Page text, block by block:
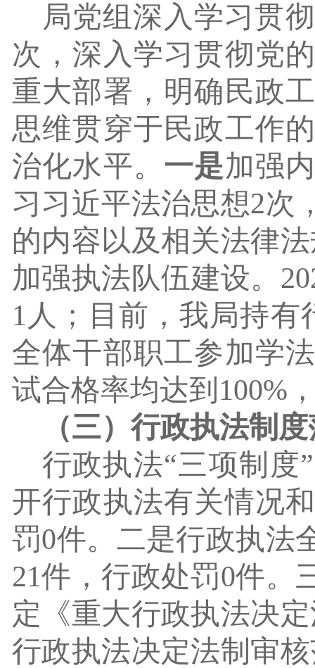
局党组深入学习贯
次，深入学习贯彻党
重大部署，明确民政
思维贯穿于民政工作
治化水平。 一是加强
习习近平法治思想2次
的内容以及相关法律
加强执法队伍建设。
1人；目前，我局持
全体干部职工参加学
试合格率均达到 100%
（三）行政执法制
行政执法“三项制度
开行政执法有关情况
罚0件。二是行政执法
21件，行政处罚0件。
定《重大行政执法决
行政执法决定法制审